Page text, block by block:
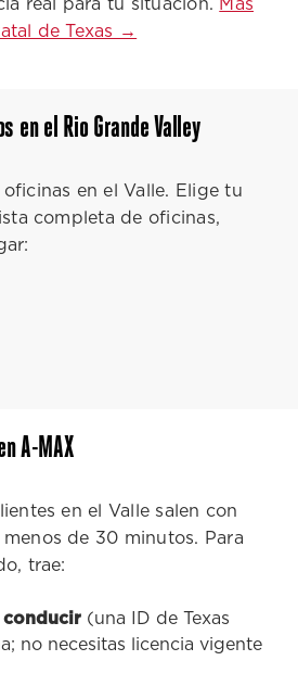
real para tu situación. Más
de Texas →
en el Rio Grande Valley
en el Valle. Elige tu
completa de oficinas,
A-MAX
en el Valle salen con
de 30 minutos. Para
trae:
conducir (una ID de Texas
no necesitas licencia vigente